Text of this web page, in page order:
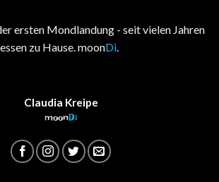
ersten Mondlandung - seit vielen Jahren
zu Hause. moonDi.
Claudia Kreipe
moonDi